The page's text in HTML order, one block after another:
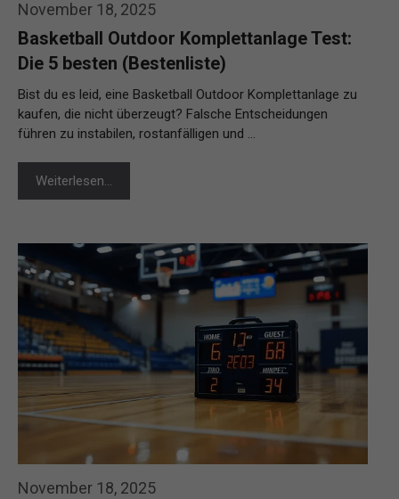
November 18, 2025
Basketball Outdoor Komplettanlage Test:
Die 5 besten (Bestenliste)
Bist du es leid, eine Basketball Outdoor Komplettanlage zu
kaufen, die nicht überzeugt? Falsche Entscheidungen
führen zu instabilen, rostanfälligen und …
Weiterlesen…
November 18, 2025